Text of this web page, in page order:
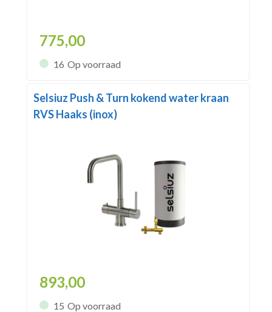
775,00
16 Op voorraad
Selsiuz Push & Turn kokend water kraan
RVS Haaks (inox)
893,00
15 Op voorraad